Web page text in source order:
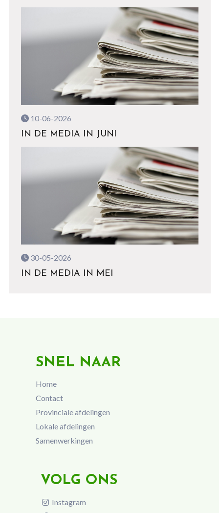
10-06-2026
IN DE MEDIA IN JUNI
30-05-2026
IN DE MEDIA IN MEI
SNEL NAAR
Home
Contact
Provinciale afdelingen
Lokale afdelingen
Samenwerkingen
VOLG ONS
Instagram